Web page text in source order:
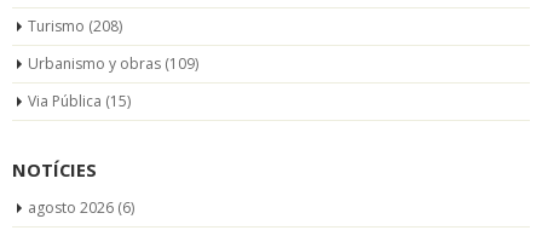
Turismo (208)
Urbanismo y obras (109)
Via Pública (15)
NOTÍCIES
agosto 2026 (6)